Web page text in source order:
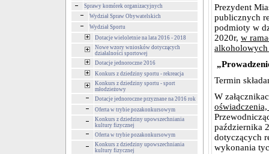
Sprawy komórek organizacyjnych
Wydział Spraw Obywatelskich
Wydział Sportu
Dotacje wieloletnie na lata 2016 - 2018
Nowe wzory wniosków dotyczących
działalności sportowej
Dotacje jednoroczne 2016
Konkurs z dziedziny sportu - rekreacja
Konkurs z dziedziny sportu - sport
młodzieżowy
Dotacje jednoroczne przyznane na 2016 rok
Oferta w trybie pozakonkursowym
Konkurs z dziedziny upowszechniania
kultury fizycznej
Oferta w trybie pozakonkursowym
Konkurs z dziedziny upowszechniania
kultury fizycznej
Prezydent
publicznych
podmioty w
2020r, w
Termin
W
oświadczenia,
października
dotyczących
wykonania